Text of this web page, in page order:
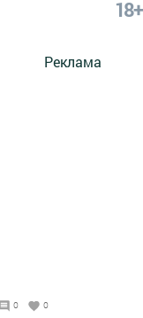
18+
Реклама
0 0